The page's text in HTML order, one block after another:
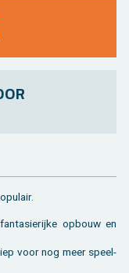
op­bouw en
voor nog meer speel­